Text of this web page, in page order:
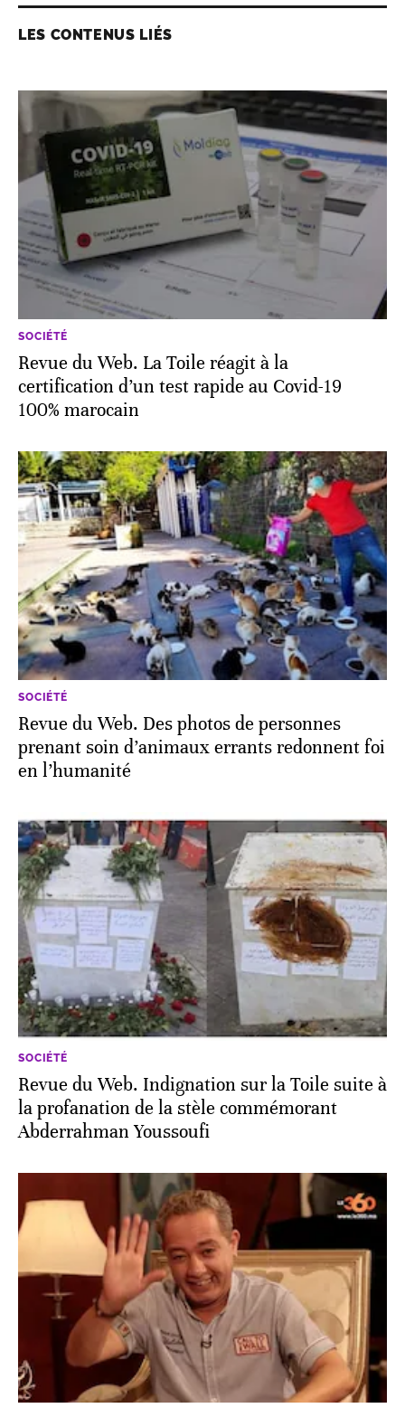
LES CONTENUS LIÉS
SOCIÉTÉ
Revue du Web. La Toile réagit à la
certification d’un test rapide au Covid-19
100% marocain
SOCIÉTÉ
Revue du Web. Des photos de personnes
prenant soin d’animaux errants redonnent foi
en l’humanité
SOCIÉTÉ
Revue du Web. Indignation sur la Toile suite à
la profanation de la stèle commémorant
Abderrahman Youssoufi